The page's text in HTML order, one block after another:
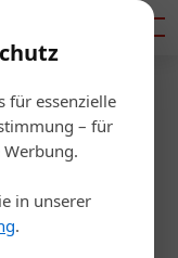
für essenzielle
– für
in unserer
.
Jetzt